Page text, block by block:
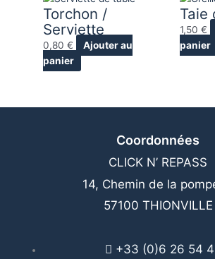
Torchon /
Serviette
0,80€
Ajouter au
panier
Taie
1,50 €
panier
Coordonnées
CLICK N’ REPASS
14, Chemin de la
57100 THIONVILLE
+33 (0)6 26 54